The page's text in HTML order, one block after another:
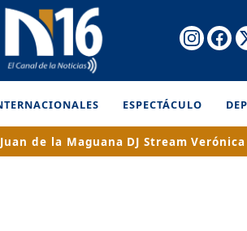
ESPECTÁCULO
de la Maguana DJ Stream